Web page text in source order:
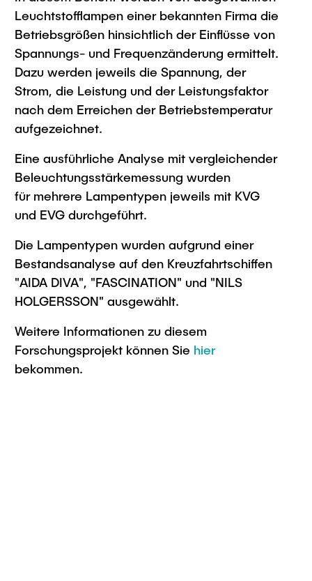
Lehre und Lernen
Best Practices Lehre
Hochschuldidaktik - ZLL
LearnING Center
Lehre im europäischen Verbund (ECIU)
WorkINGLab / Makerspace
Interdisziplinärer Workshop des FSP
„Biobasierte Prozesse und
Reaktortechnologien“
Forschung und Institute
Studienbereich FIT
Institute im Überblick
Leuchtstofflampen einer bekannten Firma die
Betriebsgrößen hinsichtlich der Einflüsse von
Spannungs- und Frequenzänderung ermittelt.
Dazu werden jeweils die Spannung, der
Strom, die Leistung und der Leistungsfaktor
nach dem Erreichen der Betriebstemperatur
aufgezeichnet.
Eine ausführliche Analyse mit vergleichender
Beleuchtungsstärkemessung wurden
für mehrere Lampentypen jeweils mit KVG
und EVG durchgeführt.
Die Lampentypen wurden aufgrund einer
Bestandsanalyse auf den Kreuzfahrtschiffen
"AIDA DIVA", "FASCINATION" und "NILS
HOLGERSSON" ausgewählt.
Weitere Informationen zu diesem
Forschungsprojekt können Sie hier
bekommen.